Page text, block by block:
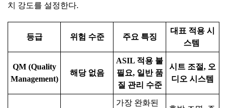
치 강도를 설정한다.
등급 위험 수준 주요 특징
대표 적용 시
스템
QM (Quality
Management)
해당 없음
ASIL 적용 불
필요, 일반 품
질 관리 수준
시트 조절, 오
디오 시스템
가장 완화된